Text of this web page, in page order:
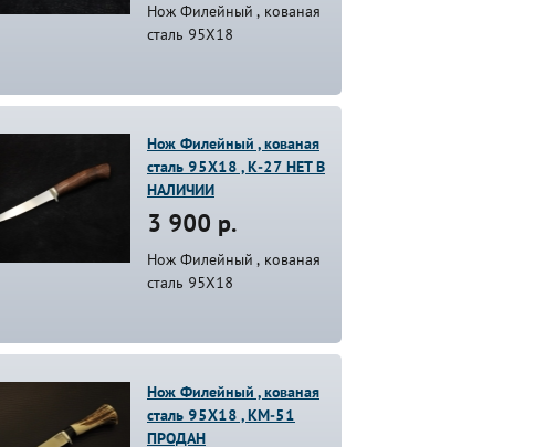
Нож Филейный , кованая
сталь 95Х18
Нож Филейный , кованая
сталь 95Х18 , К-27 НЕТ В
НАЛИЧИИ
3 900 р.
Нож Филейный , кованая
сталь 95Х18
Нож Филейный , кованая
сталь 95Х18 , КМ-51
ПРОДАН